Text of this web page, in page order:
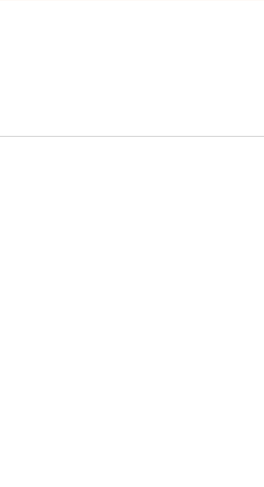
ROSETO,SCAFATI BASKET 1969,SCALIGERA